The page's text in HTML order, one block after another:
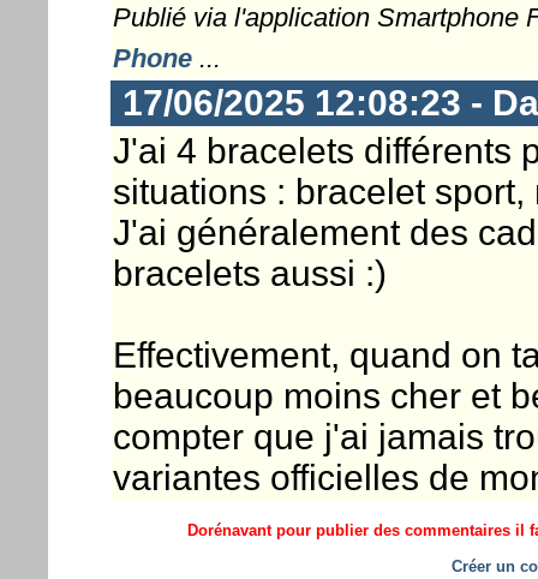
Publié via l'application Smartphone
Phone...
17/06/2025 12:08:23 -
J'ai 4 bracelets différents
situations : bracelet
J'ai généralement des
bracelets aussi :)
Effectivement, quand on
beaucoup moins cher et
compter que j'ai jamais
variantes officielles de
Dorénavant pour publier des commentaires il
Créer un